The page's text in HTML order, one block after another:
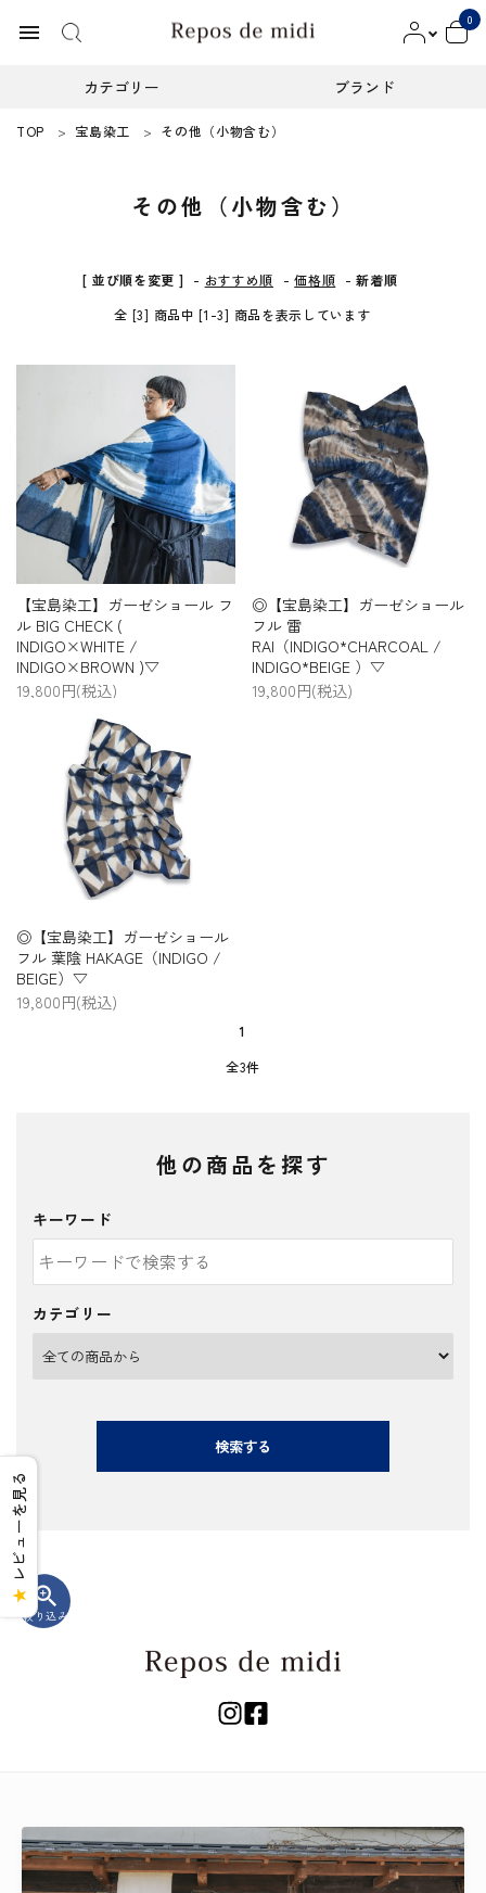
menu
0
カテゴリー ブランド
ACCOUNT MENU
person 新規会員登録
カテゴリー
インフォメーション
ご利用ガイド
プライバシーポリシー
特定商取引法について
お問い合わせ
TOP 宝島染工 その他（小物含む）
その他（小物含む）
[ 並び順を変更 ] - おすすめ順 -価格順 -新着順
全 [3] 商品中 [1-3] 商品を表示しています
【宝島染工】ガーゼショール フ
ル BIG CHECK (
INDIGO×WHITE /
INDIGO×BROWN )▽
19,800円(税込)
◎【宝島染工】ガーゼショール
フル 雷
RAI（INDIGO*CHARCOAL /
INDIGO*BEIGE ）▽
19,800円(税込)
◎【宝島染工】ガーゼショール
フル 葉陰 HAKAGE（INDIGO /
BEIGE）▽
19,800円(税込)
1
全3件
他の商品を探す
キーワード
カテゴリー
検索する
zoom_in
絞り込み
★
レビューを見る